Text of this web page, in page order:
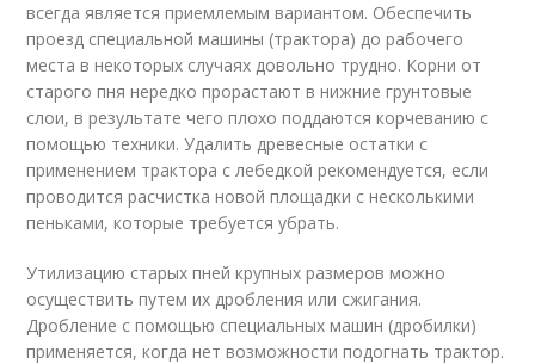
всегда является приемлемым вариантом. Обеспечить
проезд специальной машины (трактора) до рабочего
места в некоторых случаях довольно трудно. Корни от
старого пня нередко прорастают в нижние грунтовые
слои, в результате чего плохо поддаются корчеванию с
помощью техники. Удалить древесные остатки с
применением трактора с лебедкой рекомендуется, если
проводится расчистка новой площадки с несколькими
пеньками, которые требуется убрать.
Утилизацию старых пней крупных размеров можно
осуществить путем их дробления или сжигания.
Дробление с помощью специальных машин (дробилки)
применяется, когда нет возможности подогнать трактор.